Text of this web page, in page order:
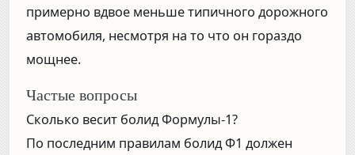
примерно вдвое меньше типичного дорожного
автомобиля, несмотря на то что он гораздо
мощнее.
Частые вопросы
Сколько весит болид Формулы-1?
По последним правилам болид Ф1 должен